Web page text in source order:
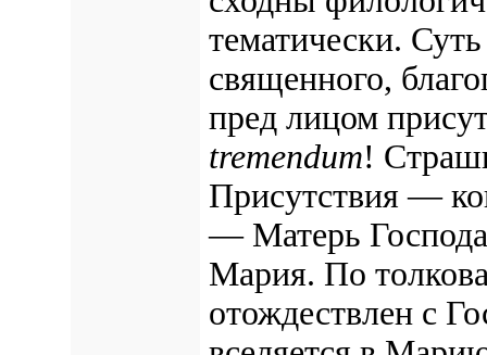
тематически.
священного,
пред лицом
tremendum!
Присутствия —
— Матерь
Мария. По
отождествлен с